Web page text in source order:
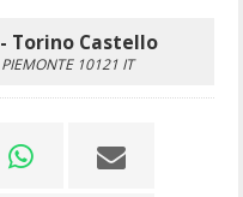
Torino Castello
PIEMONTE 10121 IT